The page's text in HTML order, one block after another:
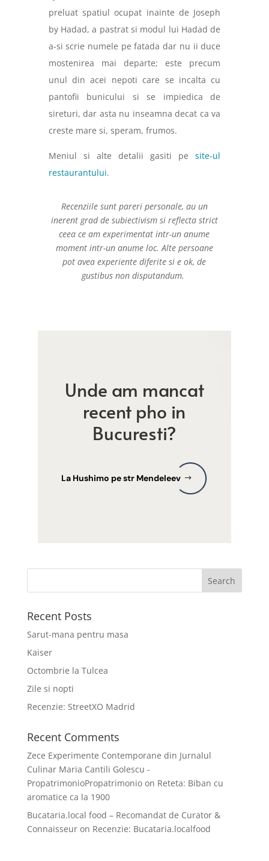
preluat spatiul ocupat inainte de Joseph
by Hadad, a pastrat si modul lui Hadad de
a-si scrie numele pe fatada dar nu ii duce
mostenirea mai departe; este precum
unul din acei nepoti care se incalta cu
pantofii bunicului si se impiedica de
sireturi, dar asta nu inseamna decat ca va
creste mare si, speram, frumos.
Meniul si alte detalii gasiti pesite-ul
restaurantului.
Recenziile sunt pareri personale, au un
inerent grad de subiectivism si reflecta strict
ceea ce am experimentat intr-un anume
moment intr-un anume loc. Alte persoane
pot avea experiente diferite si e ok, de
gustibus non disputandum.
Unde am mancat
recent pho in
Bucuresti?
La Hushimo pe str Mendeleev
Recent Posts
Sarut-mana pentru masa
Kaiser
Octombrie la Tulcea
Zile si nopti
Recenzie: StreetXO Madrid
Recent Comments
Zece Experimente Contemporane din Jurnalul
Culinar Maria Cantili Golescu -
PropatrimonioPropatrimonioon Reteta: Biban cu
aromatice ca la 1900
Bucataria.local food – Recomandat de Curator &
Connaisseuron Recenzie: Bucataria.localfood